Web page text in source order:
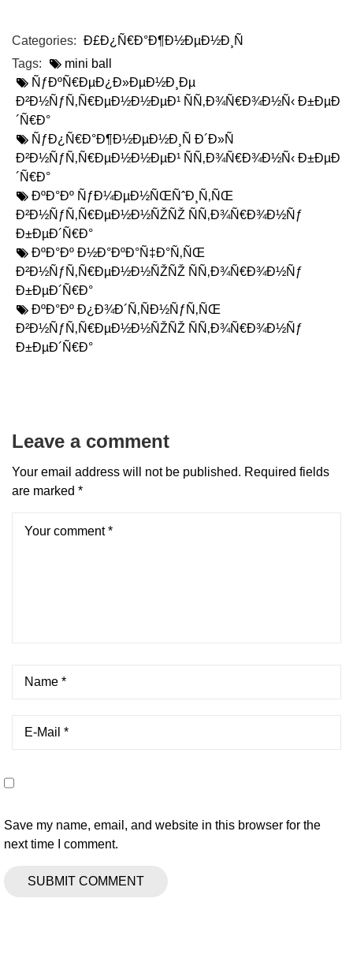
Categories: Ð£Ð¿Ñ€Ð°Ð¶Ð½ÐµÐ½Ð¸Ñ
Tags:
mini ball
ÑƒÐºÑ€ÐµÐ¿Ð»ÐµÐ½Ð¸Ðµ
Ð²Ð½ÑƒÑ‚Ñ€ÐµÐ½Ð½ÐµÐ¹ ÑÑ‚Ð¾Ñ€Ð¾Ð½Ñ‹ Ð±ÐµÐ
´Ñ€Ð°
ÑƒÐ¿Ñ€Ð°Ð¶Ð½ÐµÐ½Ð¸Ñ Ð´Ð»Ñ
Ð²Ð½ÑƒÑ‚Ñ€ÐµÐ½Ð½ÐµÐ¹ ÑÑ‚Ð¾Ñ€Ð¾Ð½Ñ‹ Ð±ÐµÐ
´Ñ€Ð°
ÐºÐ°Ðº ÑƒÐ¼ÐµÐ½ÑŒÑˆÐ¸Ñ‚ÑŒ
Ð²Ð½ÑƒÑ‚Ñ€ÐµÐ½Ð½ÑŽÑŽ ÑÑ‚Ð¾Ñ€Ð¾Ð½Ñƒ
Ð±ÐµÐ´Ñ€Ð°
ÐºÐ°Ðº Ð½Ð°ÐºÐ°Ñ‡Ð°Ñ‚ÑŒ
Ð²Ð½ÑƒÑ‚Ñ€ÐµÐ½Ð½ÑŽÑŽ ÑÑ‚Ð¾Ñ€Ð¾Ð½Ñƒ
Ð±ÐµÐ´Ñ€Ð°
ÐºÐ°Ðº Ð¿Ð¾Ð´Ñ‚ÑÐ½ÑƒÑ‚ÑŒ
Ð²Ð½ÑƒÑ‚Ñ€ÐµÐ½Ð½ÑŽÑŽ ÑÑ‚Ð¾Ñ€Ð¾Ð½Ñƒ
Ð±ÐµÐ´Ñ€Ð°
Leave a comment
Your email address will not be published. Required fields
are marked *
Save my name, email, and website in this browser for the
next time I comment.